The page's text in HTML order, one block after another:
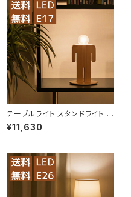
テーブルライト スタンドライト L
ED LBMT-SNAH【送料無料】
¥11,630